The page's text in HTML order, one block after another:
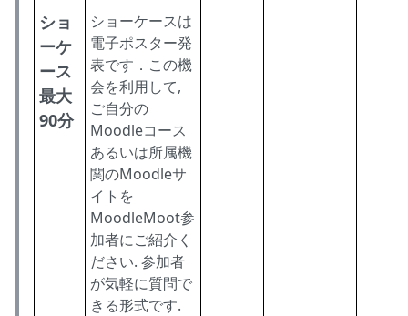
ショ
ーケ
ース
最大
90分
ショーケースは
電子ポスター発
表です．この機
会を利用して,
ご自分の
Moodleコース
あるいは所属機
関のMoodleサ
イトを
MoodleMoot参
加者にご紹介く
ださい. 参加者
が気軽に質問で
きる形式です.